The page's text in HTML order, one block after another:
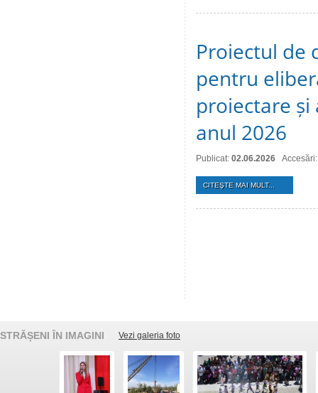
Proiectul de
pentru
proiectare
anul 2026
Publicat: 02.06.2026
CITEŞTE MAI MULT...
STRĂȘENI ÎN IMAGINI Vezi galeria foto